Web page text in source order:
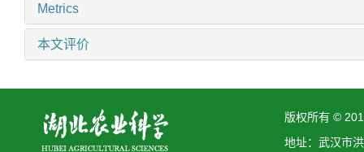
Metrics
本文评价
版权所有 ©
地址：武汉市